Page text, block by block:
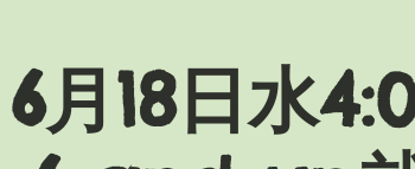
6月18日水